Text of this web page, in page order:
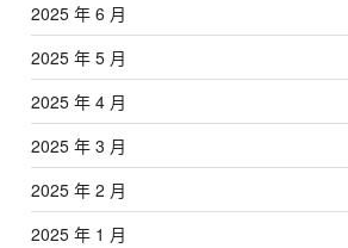
2025 年 6 月
2025 年 5 月
2025 年 4 月
2025 年 3 月
2025 年 2 月
2025 年 1 月